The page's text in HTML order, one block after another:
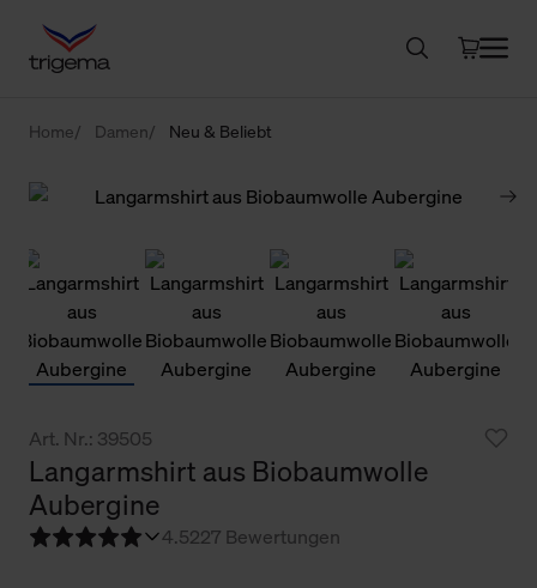
Home Damen Neu & Beliebt
Art. Nr.: 39505
Langarmshirt aus Biobaumwolle
Aubergine
4.5227 Bewertungen